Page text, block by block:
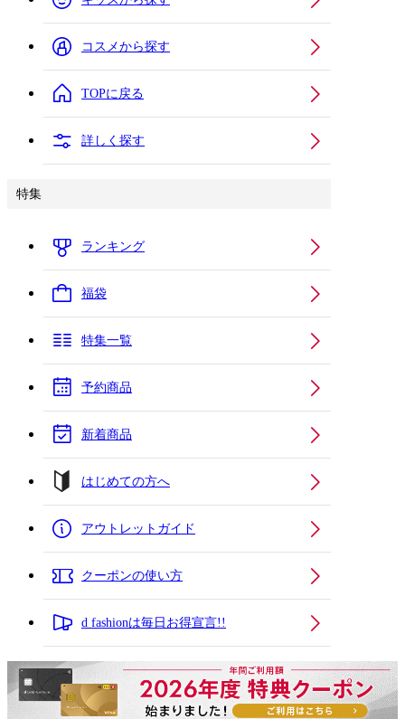
コスメから探す
TOPに戻る
詳しく探す
特集
ランキング
福袋
特集一覧
予約商品
新着商品
はじめての方へ
アウトレットガイド
クーポンの使い方
d fashionは毎日お得宣言!!